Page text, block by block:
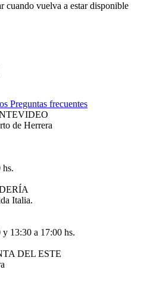
cuando vuelva a estar disponible
Preguntas frecuentes
de Herrera
hs.
Italia.
13:30 a 17:00 hs.
DEL ESTE